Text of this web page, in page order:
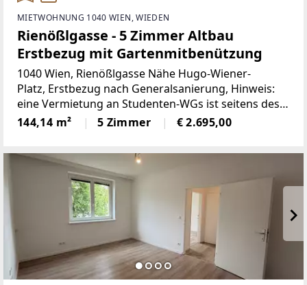
MIETWOHNUNG 1040 WIEN, WIEDEN
Rienößlgasse - 5 Zimmer Altbau
Erstbezug mit Gartenmitbenützung
1040 Wien, Rienößlgasse Nähe Hugo-Wiener-
Platz, Erstbezug nach Generalsanierung, Hinweis:
eine Vermietung an Studenten-WGs ist seitens des
Vermieters ausgeschlossen,stilvolle 5 Zimmer
Altbauwohnung mit Gartenmitbenützung, die
144,14 m² 5 Zimmer € 2.695,00